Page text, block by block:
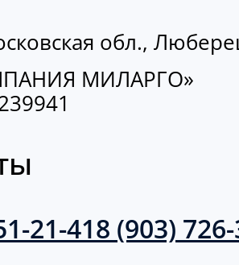
обл.,
МИЛАРГО»
21-418 (903)